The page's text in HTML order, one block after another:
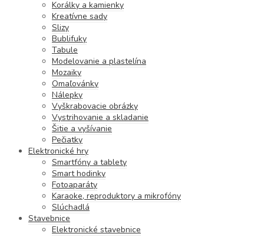
Korálky a kamienky
Kreatívne sady
Slizy
Bublifuky
Tabule
Modelovanie a plastelína
Mozaiky
Omaľovánky
Nálepky
Vyškrabovacie obrázky
Vystrihovanie a skladanie
Šitie a vyšívanie
Pečiatky
Elektronické hry
Smartfóny a tablety
Smart hodinky
Fotoaparáty
Karaoke, reproduktory a mikrofóny
Slúchadlá
Stavebnice
Elektronické stavebnice